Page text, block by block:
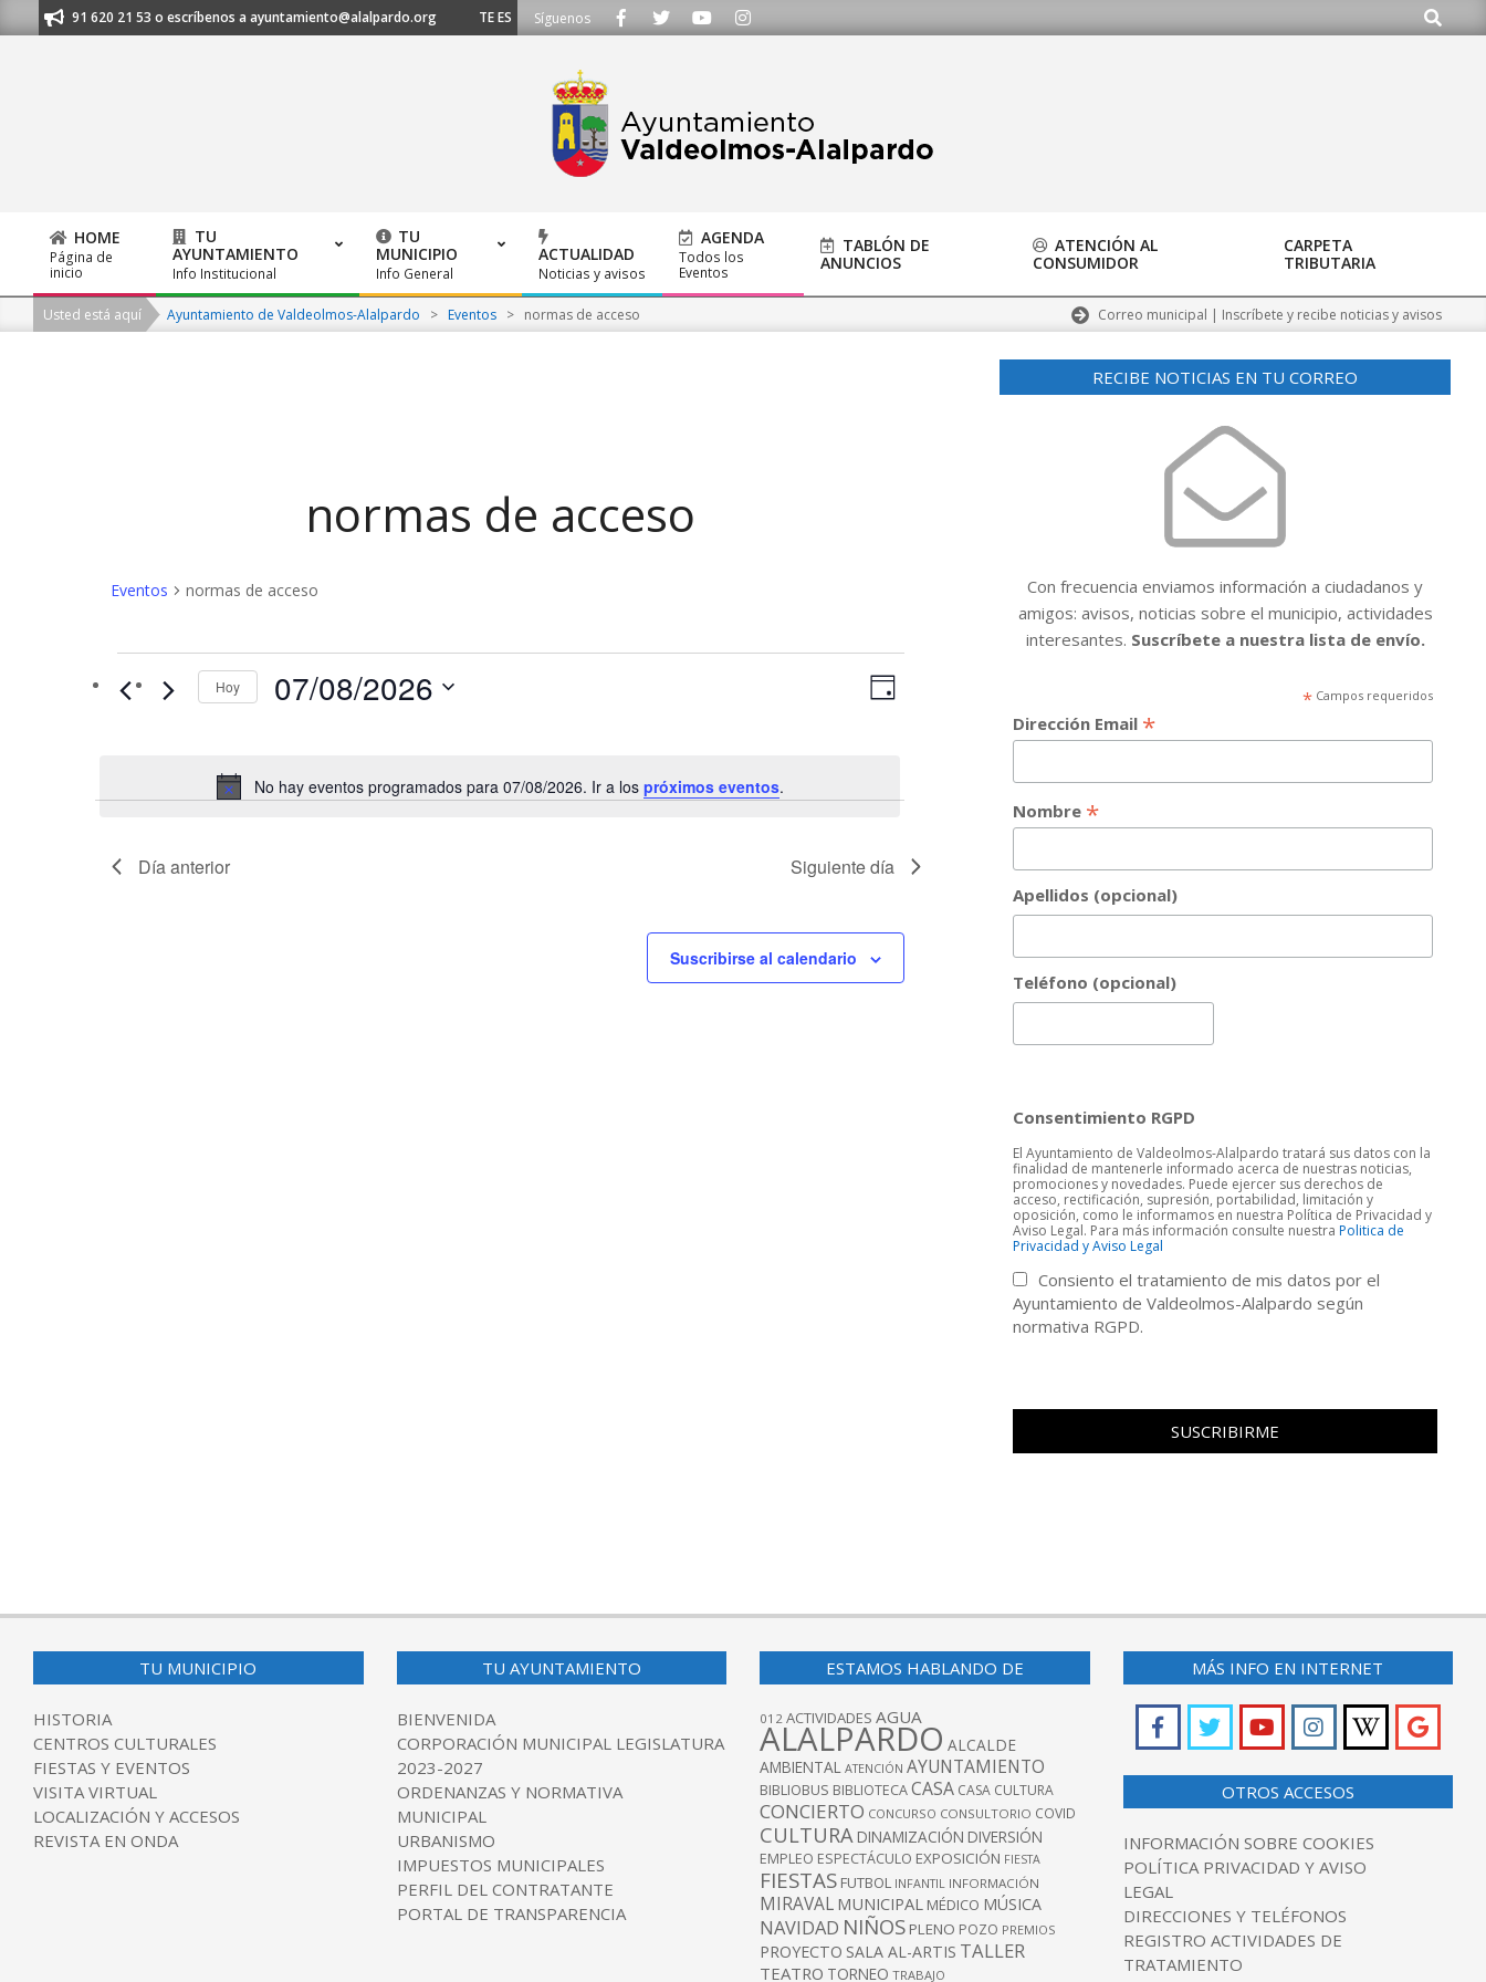
to
al 91 620 21 53 o escríbenos a ayuntamiento@alalpardo.org TE ESCUCHAMOS - Llámanos al 91 620 21 53 o escríbenos a ayuntamiento@alalpardo.org
Síguenos Buscar
Primary
Navigation
Menu
HOME
Página de
inicio
TU
AYUNTAMIENTO
Info Institucional
TU
MUNICIPIO
Info General
ACTUALIDAD
Noticias y avisos
AGENDA
Todos los
Eventos
TABLÓN DE
ANUNCIOS
ATENCIÓN AL
CONSUMIDOR
CARPETA
TRIBUTARIA
Usted está aquí Ayuntamiento de Valdeolmos-Alalpardo > Eventos > normas de acceso Correo municipal | Inscríbete y recibe noticias y avisos
normas de acceso
Eventos normas de acceso
Eventos
en
Aviso
No hay eventos programados para 07/08/2026. Ir a los próximos eventos.
N
e
a
i
ó
N
a
g
i
n
Día
Hoy 07/08/2026
Día anterior Siguiente día
Suscribirse al calendario
RECIBE NOTICIAS EN TU CORREO
Con frecuencia enviamos información a ciudadanos y
amigos: avisos, noticias sobre el municipio, actividades
interesantes. Suscríbete a nuestra lista de envío.
* Campos requeridos
Dirección Email *
Nombre *
Apellidos (opcional)
Teléfono (opcional)
Consentimiento RGPD
El Ayuntamiento de Valdeolmos-Alalpardo tratará sus datos con la
finalidad de mantenerle informado acerca de nuestras noticias,
promociones y novedades. Puede ejercer sus derechos de
acceso, rectificación, supresión, portabilidad, limitación y
oposición, como le informamos en nuestra Política de Privacidad y
Aviso Legal. Para más información consulte nuestraPolitica de
Privacidad y Aviso Legal
Consiento el tratamiento de mis datos por el
Ayuntamiento de Valdeolmos-Alalpardo según
normativa RGPD.
TU MUNICIPIO
HISTORIA
CENTROS CULTURALES
FIESTAS Y EVENTOS
VISITA VIRTUAL
LOCALIZACIÓN Y ACCESOS
REVISTA EN ONDA
TU AYUNTAMIENTO
BIENVENIDA
CORPORACIÓN MUNICIPAL LEGISLATURA
2023-2027
ORDENANZAS Y NORMATIVA
MUNICIPAL
URBANISMO
IMPUESTOS MUNICIPALES
PERFIL DEL CONTRATANTE
PORTAL DE TRANSPARENCIA
ESTAMOS HABLANDO DE
012 ACTIVIDADES AGUA
ALALPARDO ALCALDE
AMBIENTAL ATENCIÓN AYUNTAMIENTO
BIBLIOBUS BIBLIOTECACASA CASA CULTURA
CONCIERTO CONCURSO CONSULTORIO COVID
CULTURA DINAMIZACIÓN DIVERSIÓN
EMPLEO ESPECTÁCULO EXPOSICIÓN FIESTA
FIESTAS FUTBOL INFANTIL INFORMACIÓN
MIRAVAL MUNICIPAL MÉDICO MÚSICA
NAVIDAD NIÑOS PLENO POZO PREMIOS
PROYECTO SALA AL-ARTIS TALLER
TEATRO TORNEO TRABAJO
MÁS INFO EN INTERNET
OTROS ACCESOS
INFORMACIÓN SOBRE COOKIES
POLÍTICA PRIVACIDAD Y AVISO
LEGAL
DIRECCIONES Y TELÉFONOS
REGISTRO ACTIVIDADES DE
TRATAMIENTO